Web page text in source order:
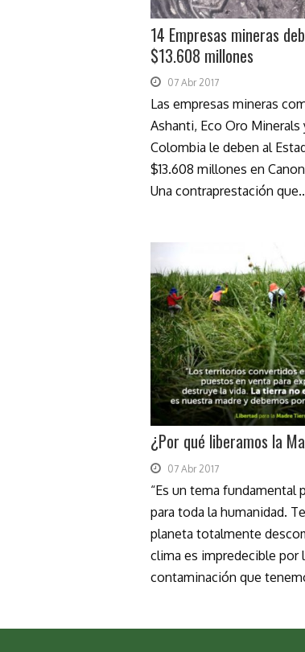
14 Empresas mineras
$13.608 millones
07 Abr 2017
Las empresas mineras
Ashanti, Eco Oro Minerals
Colombia le deben al
$13.608 millones en
Una contraprestación
¿Por qué liberamos la
07 Abr 2017
“Es un tema fundamental
para toda la humanidad.
planeta totalmente
clima es impredecible por
contaminación que